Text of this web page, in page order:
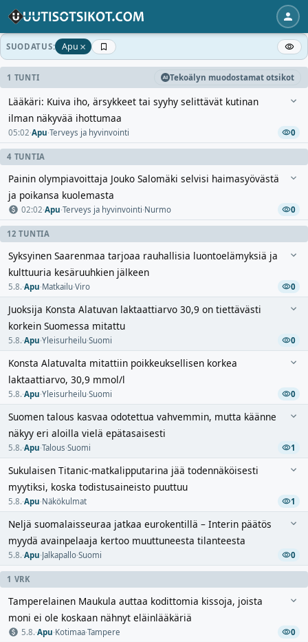
SUODATUS: Apu ×
1 TUNTI Tekoälyn muodostamat otsikot
Lääkäri: Kuiva iho, ärsykkeet tai syyhy selittävät kutinan
ilman näkyvää ihottumaa
05:02·Apu·Terveys ja hyvinvointi 0
4 TUNTIA
Painin olympiavoittaja Jouko Salomäki selvisi haimasyövästä
ja poikansa kuolemasta
02:02·Apu·Terveys ja hyvinvointi·Nurmo 0
12 TUNTIA
Syksyinen Saarenmaa tarjoaa rauhallisia luontoelämyksiä ja
kulttuuria kesäruuhkien jälkeen
5.8.·Apu·Matkailu·Viro 0
Juoksija Konsta Alatuvan laktaattiarvo 30,9 on tiettävästi
korkein Suomessa mitattu
5.8.·Apu·Yleisurheilu·Suomi 0
Konsta Alatuvalta mitattiin poikkeuksellisen korkea
laktaattiarvo, 30,9 mmol/l
5.8.·Apu·Yleisurheilu·Suomi 0
Suomen talous kasvaa odotettua vahvemmin, mutta käänne
näkyy eri aloilla vielä epätasaisesti
5.8.·Apu·Talous·Suomi 1
Sukulaisen Titanic-matkalipputarina jää todennäköisesti
myytiksi, koska todistusaineisto puuttuu
5.8.·Apu·Näkökulmat 1
Neljä suomalaisseuraa jatkaa eurokentillä – Interin päätös
myydä avainpelaaja kertoo muuttuneesta tilanteesta
5.8.·Apu·Jalkapallo·Suomi 0
1 VRK
Tamperelainen Maukula auttaa kodittomia kissoja, joista
moni ei ole koskaan nähnyt eläinlääkäriä
5.8.·Apu·Kotimaa·Tampere 0